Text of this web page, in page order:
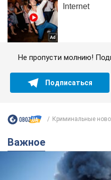
Не пропусти молнию!
Подписаться
Криминальные
Важное